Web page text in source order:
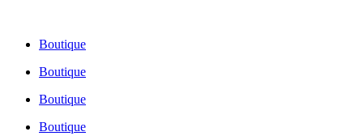
Boutique
Boutique
Boutique
Boutique